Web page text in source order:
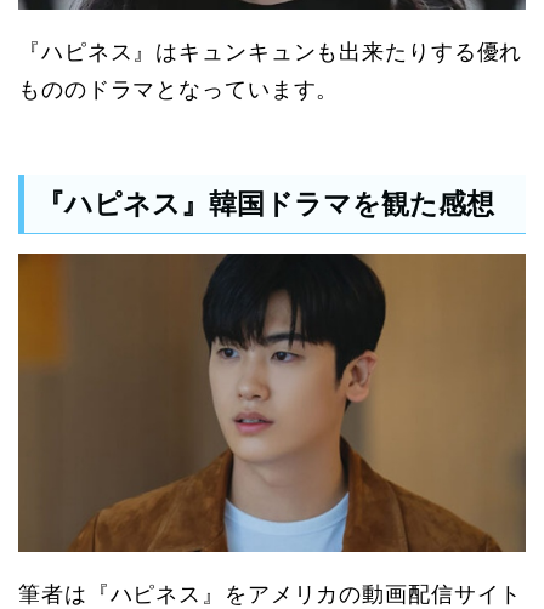
『ハピネス』はキュンキュンも出来たりする優れ
もののドラマとなっています。
『ハピネス』韓国ドラマを観た感想
筆者は『ハピネス』をアメリカの動画配信サイト